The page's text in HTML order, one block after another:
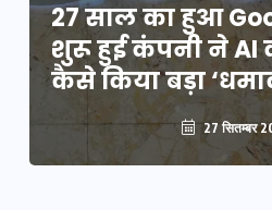
27 साल का हुआ
शुरू हुई कंपनी ने AI
कैसे किया बड़ा
27 सितम्बर